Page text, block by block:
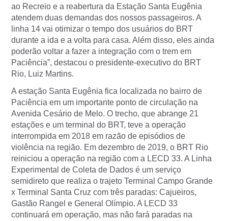
ao Recreio e a reabertura da Estação Santa Eugênia
atendem duas demandas dos nossos passageiros. A
linha 14 vai otimizar o tempo dos usuários do BRT
durante a ida e a volta para casa. Além disso, eles ainda
poderão voltar a fazer a integração com o trem em
Paciência”, destacou o presidente-executivo do BRT
Rio, Luiz Martins.
A estação Santa Eugênia fica localizada no bairro de
Paciência em um importante ponto de circulação na
Avenida Cesário de Melo. O trecho, que abrange 21
estações e um terminal do BRT, teve a operação
interrompida em 2018 em razão de episódios de
violência na região. Em dezembro de 2019, o BRT Rio
reiniciou a operação na região com a LECD 33. A Linha
Experimental de Coleta de Dados é um serviço
semidireto que realiza o trajeto Terminal Campo Grande
x Terminal Santa Cruz com três paradas: Cajueiros,
Gastão Rangel e General Olímpio. A LECD 33
continuará em operação, mas não fará paradas na